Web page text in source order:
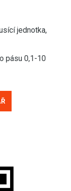
jednotka,
pásu 0,1-10